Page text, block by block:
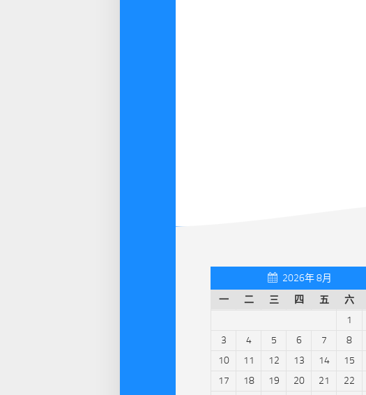
2026年 8月
一
二 三 四 五 六
1
3
4 5 6 7 8
10
11 12 13 14 15
17
18 19 20 21 22